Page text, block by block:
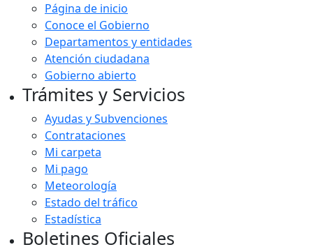
Página de inicio
Conoce el Gobierno
Departamentos y entidades
Atención ciudadana
Gobierno abierto
Trámites y Servicios
Ayudas y Subvenciones
Contrataciones
Mi carpeta
Mi pago
Meteorología
Estado del tráfico
Estadística
Boletines Oficiales